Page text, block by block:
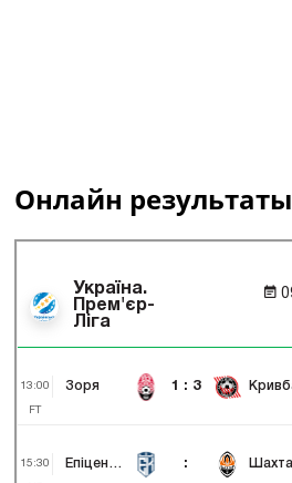
Онлайн результаты